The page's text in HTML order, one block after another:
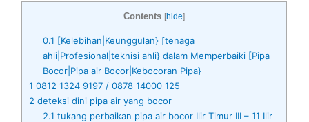
Contents [hide]
0.1 [Kelebihan|Keunggulan} [tenaga
ahli|Profesional|teknisi ahli} dalam Memperbaiki [Pipa
Bocor|Pipa air Bocor|Kebocoran Pipa}
1 0812 1324 9197 / 0878 14000 125
2 deteksi dini pipa air yang bocor
2.1 tukang perbaikan pipa air bocor Ilir Timur III – 11 Ilir